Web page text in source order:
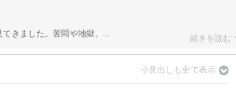
きました。苦悶や地獄、...